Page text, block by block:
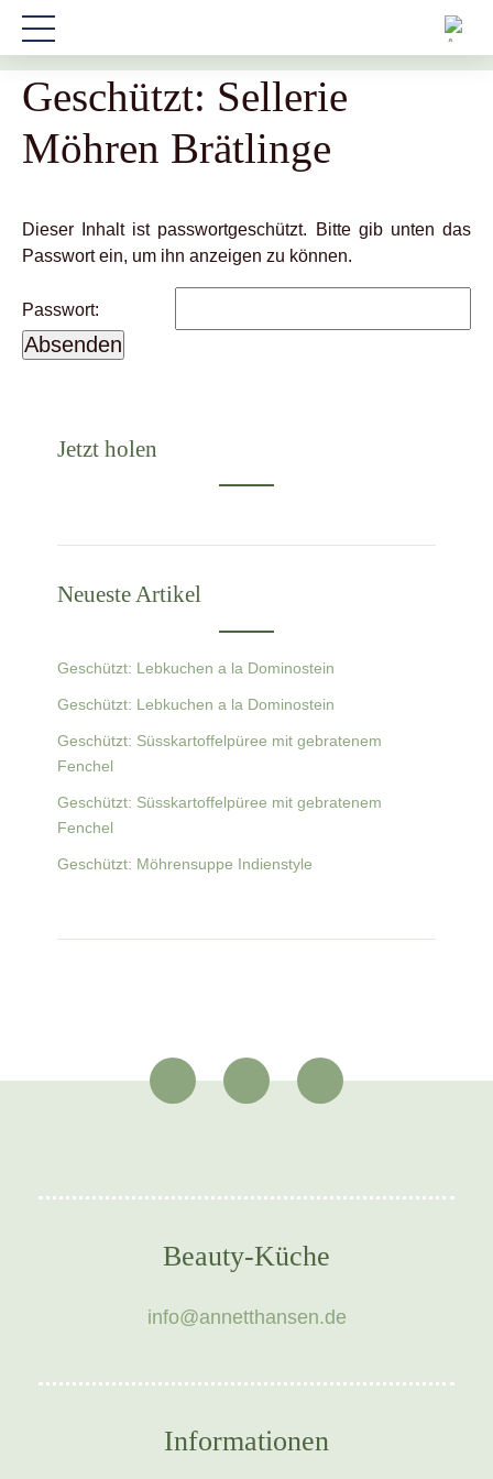
Startseite
Möhren Brätlinge
Geschützt: Sellerie
Möhren Brätlinge
Dieser Inhalt ist passwortgeschützt. Bitte gib unten das
Passwort ein, um ihn anzeigen zu können.
Passwort:
Jetzt holen
Neueste Artikel
Geschützt: Lebkuchen a la Dominostein
Geschützt: Lebkuchen a la Dominostein
Geschützt: Süsskartoffelpüree mit gebratenem
Fenchel
Geschützt: Süsskartoffelpüree mit gebratenem
Fenchel
Geschützt: Möhrensuppe Indienstyle
Beauty-Küche
info@annetthansen.de
Informationen